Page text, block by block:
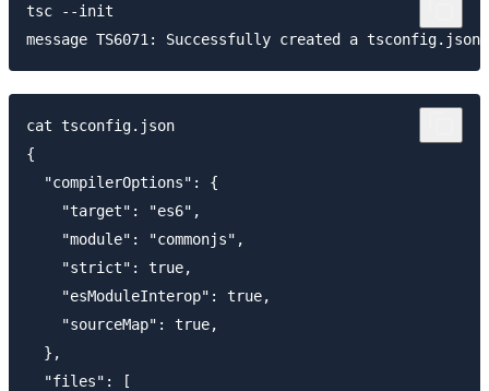
tsc --init
cat tsconfig.json
{
  "compilerOptions": {
    "target": "es6",
    "module": "commonjs",
    "strict": true,
    "esModuleInterop": true,
    "sourceMap": true,
  },
  "files": [